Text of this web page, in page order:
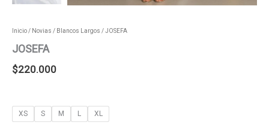
Inicio/ Novias / Blancos Largos / JOSEFA
JOSEFA
$220.000
XS S M L XL